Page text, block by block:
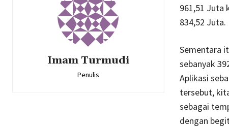
Imam Turmudi
Penulis
961,51 Juta
834,52 Juta.
Sementara
sebanyak
Aplikasi
tersebut,
sebagai
dengan